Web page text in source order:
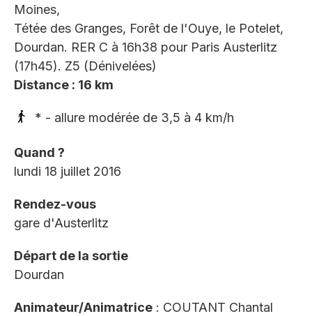
Moines,
Tétée des Granges, Forêt de l'Ouye, le Potelet,
Dourdan. RER C à 16h38 pour Paris Austerlitz
(17h45). Z5 (Dénivelées)
Distance : 16 km
* - allure modérée de 3,5 à 4 km/h
Quand ?
lundi 18 juillet 2016
Rendez-vous
gare d'Austerlitz
Départ de la sortie
Dourdan
Animateur/Animatrice : COUTANT Chantal